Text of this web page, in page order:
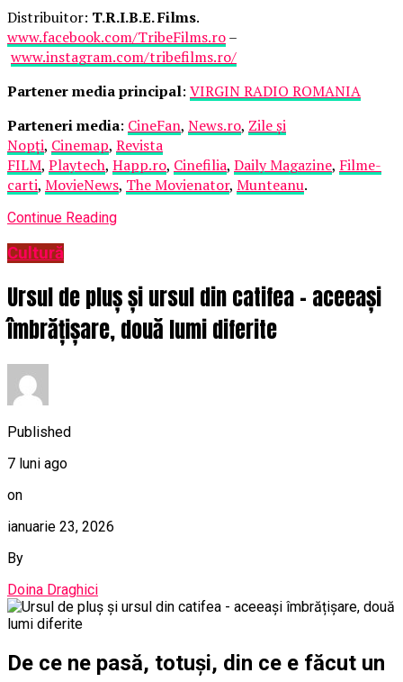
Distribuitor: T.R.I.B.E. Films.
www.facebook.com/TribeFilms.ro–
www.instagram.com/tribefilms.ro/
Partener media principal: VIRGIN RADIO ROMANIA
Parteneri media: CineFan, News.ro, Zile și
Nopți, Cinemap, Revista
FILM, Playtech, Happ.ro, Cinefilia, Daily Magazine, Filme-
carti, MovieNews, The Movienator, Munteanu.
Continue Reading
Cultură
Ursul de pluș și ursul din catifea – aceeași
îmbrățișare, două lumi diferite
Published
7 luni ago
on
ianuarie 23, 2026
By
Doina Draghici
De ce ne pasă, totuși, din ce e făcut un